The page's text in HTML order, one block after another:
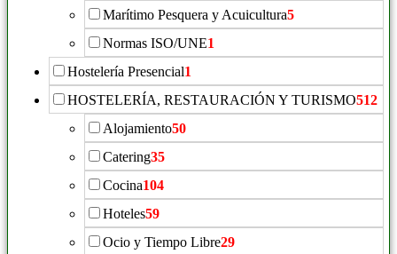
Marítimo Pesquera y Acuicultura5
Normas ISO/UNE1
Hostelería Presencial1
HOSTELERÍA, RESTAURACIÓN Y TURISMO512
Alojamiento50
Catering35
Cocina104
Hoteles59
Ocio y Tiempo Libre29